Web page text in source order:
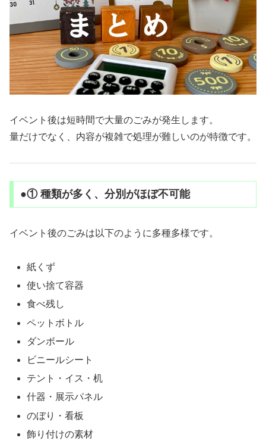
イベント後は短時間で大量のごみが発生します。
量だけでなく、内容が複雑で処理が難しいのが特徴です。
●① 種類が多く、分別がほぼ不可能
イベント後のごみは以下のように多種多様です。
紙くず
使い捨て容器
食べ残し
ペットボトル
ダンボール
ビニールシート
テント・イス・机
什器・展示パネル
のぼり・看板
飾り付けの素材